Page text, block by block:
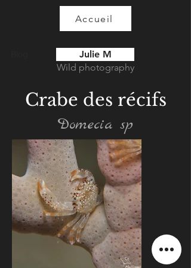
Accueil
Julie M
Wild photography
Crabe des récifs
Domecia sp